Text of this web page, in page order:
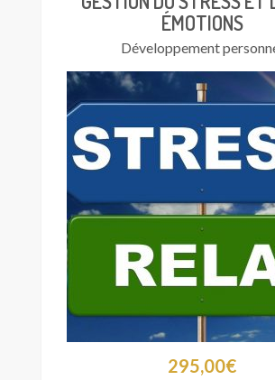
ÉMOTIONS
Développement
295,00€